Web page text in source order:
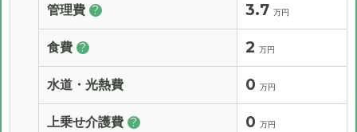
管理費 ? 3.7 万円
食費 ? 2 万円
水道・光熱費 0 万円
上乗せ介護費 ? 0 万円